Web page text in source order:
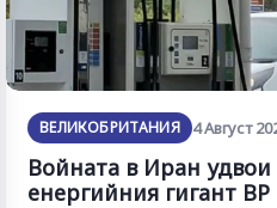
ВЕЛИКОБРИТАНИЯ 4 Август
Войната в Иран удвои
енергийния гигант BP